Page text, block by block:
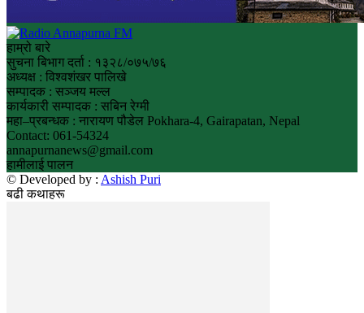
हाम्रो बारे
सुचना बिभाग दर्ता : १३२८/०७५/७६
अध्यक्ष : विश्वशंखर पालिखे
सम्पादक : सञ्जय मल्ल
कार्यकारी सम्पादक : सबिन रेग्मी
महा–प्रबन्धक : नारायण पौडेल Pokhara-4, Gairapatan, Nepal
Contact: 061-54324
annapurnanews@gmail.com
हामीलाई पालन
© Developed by : Ashish Puri
बढी कथाहरू